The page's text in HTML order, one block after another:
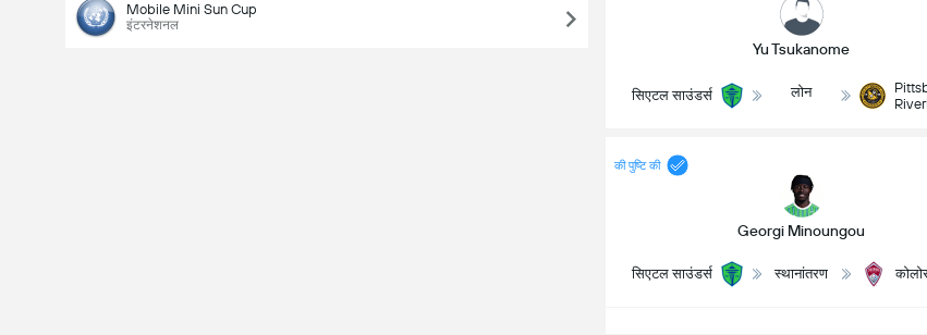
Mobile Mini Sun Cup
इंटरनेशनल
Yu Tsukanome
सिएटल साउंडर्स लोन
की पुष्टि की
Georgi Minoungou
सिएटल साउंडर्स स्थानांतरण